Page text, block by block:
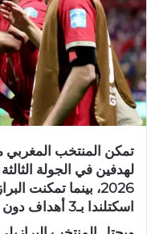
لهدفين في الجولة
2026، بينما تمكنت
اسكتلندا بـ3 أهداف دون ردّ.